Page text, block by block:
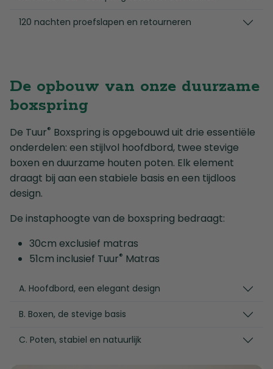
120 nachten proefslapen en retourneren
De opbouw van onze duurzame
boxspring
De Tuur® Boxspring is opgebouwd uit drie essentiële
onderdelen: een stijlvol hoofdbord, twee stevige
boxen en duurzame houten poten. Elk element
draagt bij aan een stabiele basis en een tijdloos
design.
De instaphoogte van de boxspring bedraagt:
30cm exclusief matras
51cm inclusief Tuur® Matras
A. Hoofdbord, een elegant design
B. Boxen, de stevige basis
C. Poten, stabiel en natuurlijk